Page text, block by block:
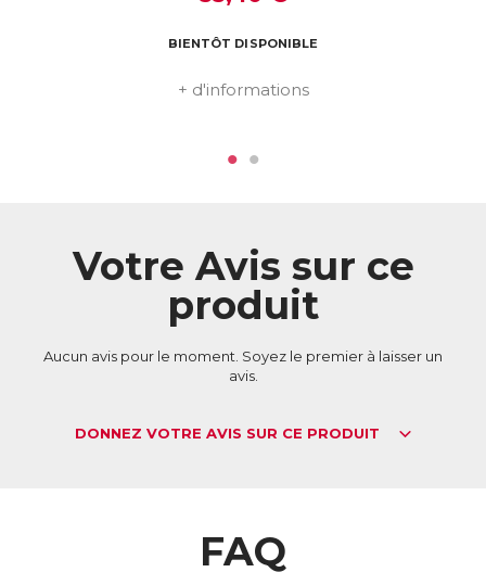
BIENTÔT DISPONIBLE
+ d'informations
Votre Avis sur ce
produit
Aucun avis pour le moment. Soyez le premier à laisser un
avis.
DONNEZ VOTRE AVIS SUR CE PRODUIT
FAQ